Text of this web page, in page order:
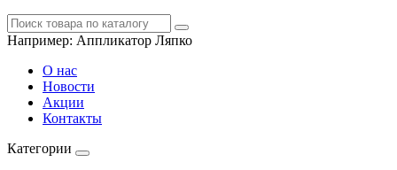
Например: Аппликатор Ляпко
О нас
Новости
Акции
Контакты
Категории